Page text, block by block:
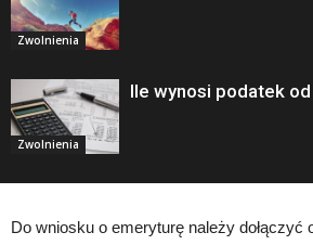
Zwolnienia
Zwolnienia
Ile wynosi podatek
Do wniosku o emeryturę należy dołączyć